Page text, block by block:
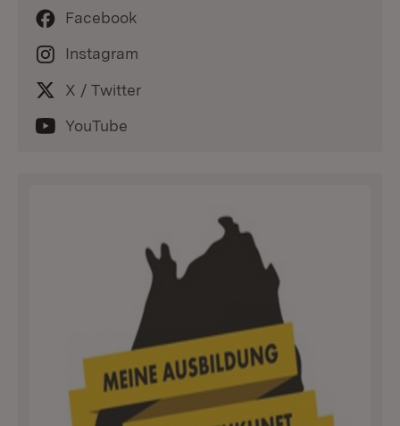
Facebook
Instagram
X / Twitter
YouTube